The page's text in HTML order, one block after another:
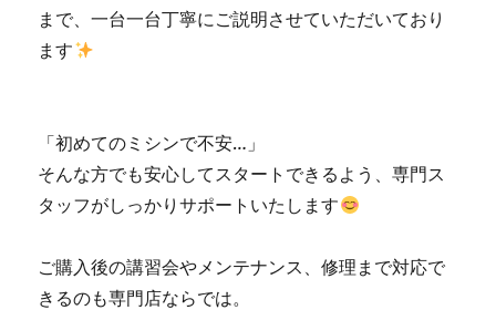
売
に
まで、一台一台丁寧にご説明させていただいており
ます
「初めてのミシンで不安…」
そんな方でも安心してスタートできるよう、専門ス
タッフがしっかりサポートいたします
ご購入後の講習会やメンテナンス、修理まで対応で
きるのも専門店ならでは。